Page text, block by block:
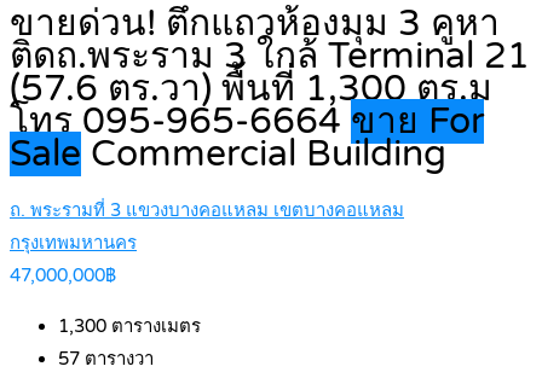
ขายด่วน! ตึกแถวห้องมุม 3 คูหา
ติดถ.พระราม 3 ใกล้ Terminal 21
(57.6 ตร.วา) พื้นที่ 1,300 ตร.ม
โทร 095-965-6664 ขาย For
Sale Commercial Building
ถ. พระรามที่ 3 แขวงบางคอแหลม เขตบางคอแหลม
กรุงเทพมหานคร
47,000,000฿
1,300 ตารางเมตร
57 ตารางวา